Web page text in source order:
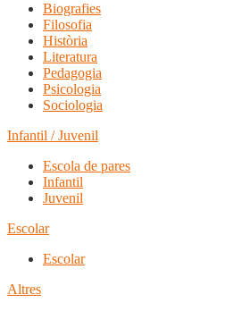
Biografies
Filosofia
Història
Literatura
Pedagogia
Psicologia
Sociologia
Infantil / Juvenil
Escola de pares
Infantil
Juvenil
Escolar
Escolar
Altres